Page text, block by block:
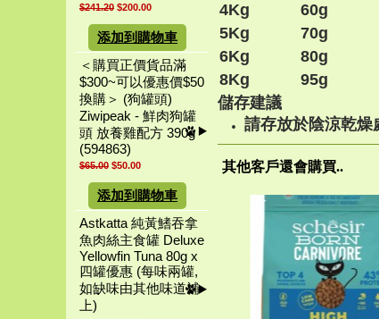
$241.20 $200.00
添加到購物車
＜購買正價貨品滿
$300~可以優惠價$50
換購＞ (狗罐頭)
Ziwipeak - 鮮肉狗罐
頭 放養雞配方 390g
(594863)
$65.00 $50.00
添加到購物車
Astkatta 純黃鰭吞拿
魚肉絲主食罐 Deluxe
Yellowfin Tuna 80g x
四罐優惠 (每味兩罐,
如缺味由其他味道補
上)
4Kg
60g
5Kg
70g
6Kg
80g
8Kg
95g
儲存建議
請存放於陰涼乾燥
其他客戶還會購買..